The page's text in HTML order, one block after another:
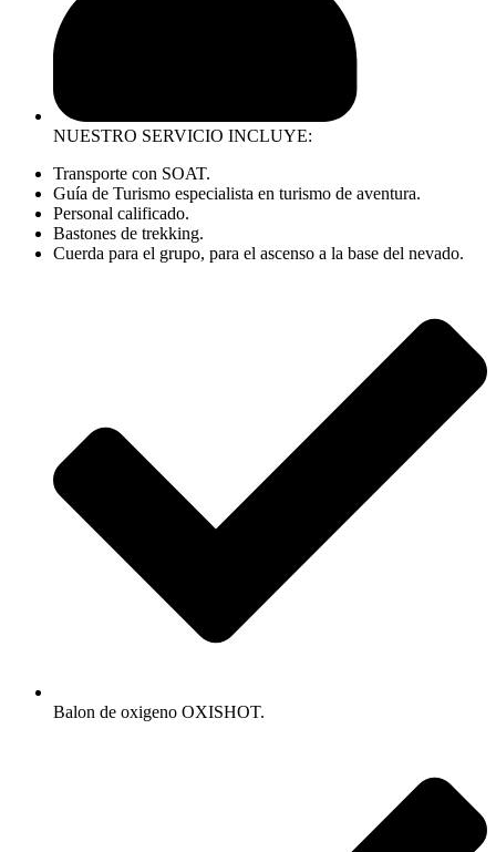
NUESTRO SERVICIO INCLUYE:
Transporte con SOAT.
Guía de Turismo especialista en turismo de aventura.
Personal calificado.
Bastones de trekking.
Cuerda para el grupo, para el ascenso a la base del nevado.
Balon de oxigeno OXISHOT.